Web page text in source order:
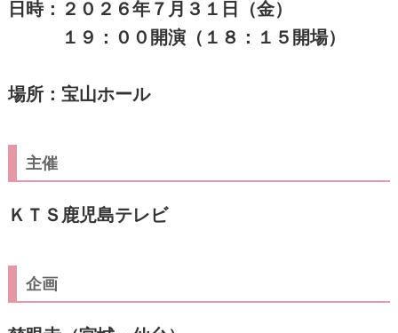
日時：２０２６年７月３１日（金）
１９：００開演（１８：１５開場）
場所：宝山ホール
主催
ＫＴＳ鹿児島テレビ
企画